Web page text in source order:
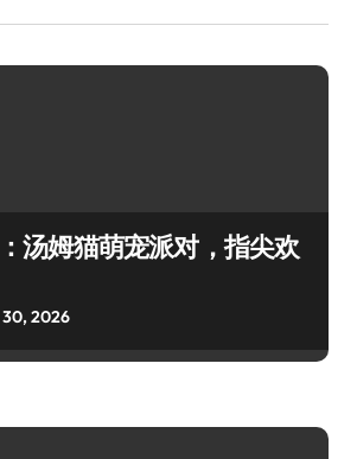
汤姆猫萌宠派对，指尖欢
30, 2026